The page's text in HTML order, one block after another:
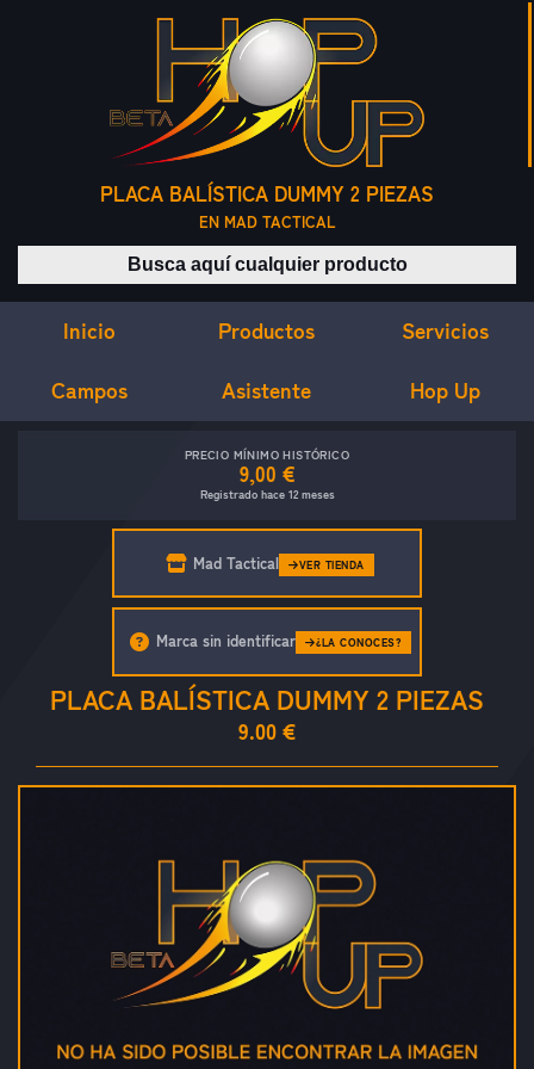
PLACA BALÍSTICA DUMMY 2 PIEZAS
EN MAD TACTICAL
Buscar productos
Inicio Productos Servicios
Campos Asistente Hop Up
PRECIO MÍNIMO HISTÓRICO
9,00 €
Registrado hace 12 meses
Mad Tactical VER TIENDA
PLACA BALÍSTICA DUMMY 2 PIEZAS
9.00 €
Marca sin identificar ¿LA CONOCES?